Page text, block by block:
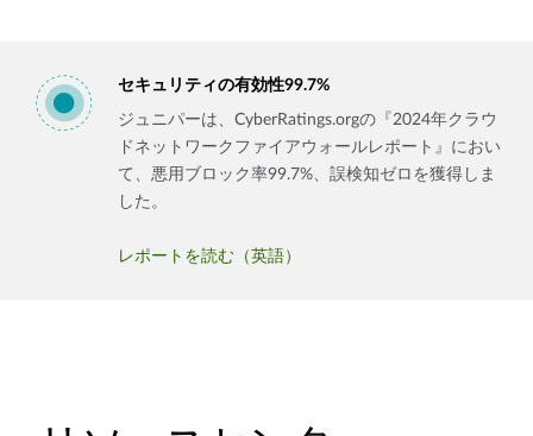
セキュリティの有効性99.7%
ジュニパーは、CyberRatings.orgの『2024年クラウ
ドネットワークファイアウォールレポート』におい
て、悪用ブロック率99.7%、誤検知ゼロを獲得しま
した。
レポートを読む（英語）